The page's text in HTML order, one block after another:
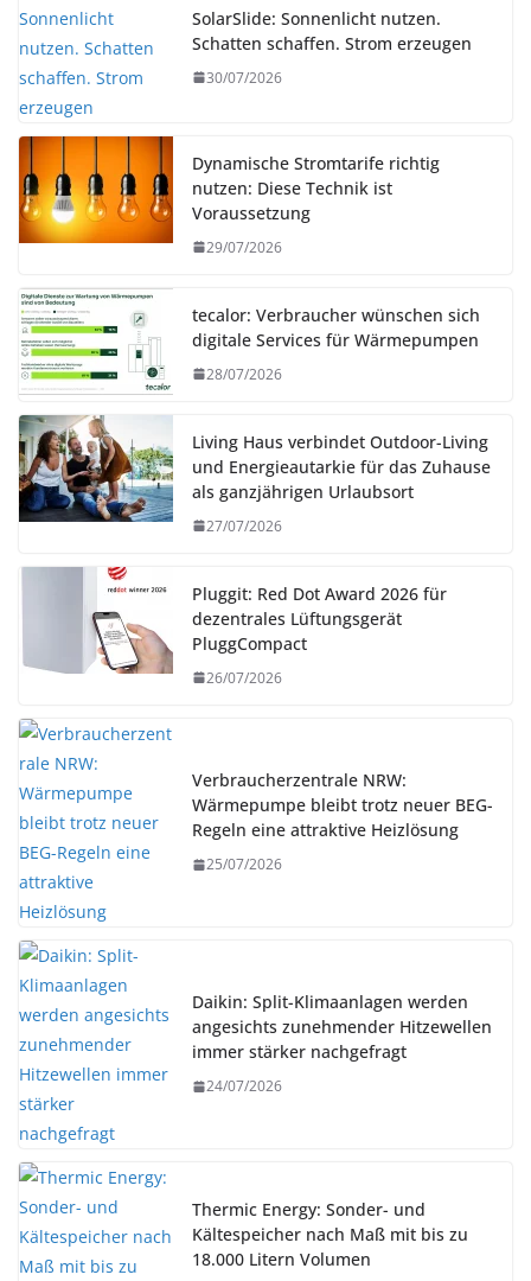
SolarSlide: Sonnenlicht nutzen.
Schatten schaffen. Strom erzeugen
30/07/2026
Dynamische Stromtarife richtig
nutzen: Diese Technik ist
Voraussetzung
29/07/2026
tecalor: Verbraucher wünschen sich
digitale Services für Wärmepumpen
28/07/2026
Living Haus verbindet Outdoor-Living
und Energieautarkie für das Zuhause
als ganzjährigen Urlaubsort
27/07/2026
Pluggit: Red Dot Award 2026 für
dezentrales Lüftungsgerät
PluggCompact
26/07/2026
Verbraucherzentrale NRW:
Wärmepumpe bleibt trotz neuer BEG-
Regeln eine attraktive Heizlösung
25/07/2026
Daikin: Split-Klimaanlagen werden
angesichts zunehmender Hitzewellen
immer stärker nachgefragt
24/07/2026
Thermic Energy: Sonder- und
Kältespeicher nach Maß mit bis zu
18.000 Litern Volumen